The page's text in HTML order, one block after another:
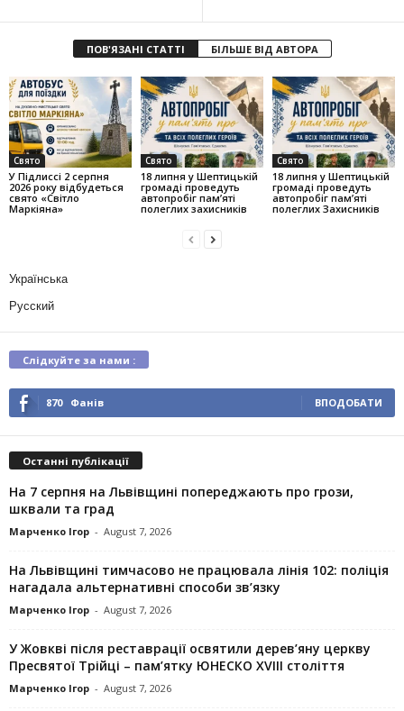
ПОВ'ЯЗАНІ СТАТТІ БІЛЬШЕ ВІД АВТОРА
Свято
У Підлиссі 2 серпня
2026 року відбудеться
свято «Світло
Маркіяна»
Свято
18 липня у Шептицькій
громаді проведуть
автопробіг пам’яті
полеглих захисників
Свято
18 липня у Шептицькій
громаді проведуть
автопробіг пам’яті
полеглих Захисників
Українська
Русский
Слідкуйте за нами :
870 Фанів ВПОДОБАТИ
Останні публікації
На 7 серпня на Львівщині попереджають про грози,
шквали та град
Марченко Ігор - August 7, 2026
На Львівщині тимчасово не працювала лінія 102: поліція
нагадала альтернативні способи зв’язку
Марченко Ігор - August 7, 2026
У Жовкві після реставрації освятили дерев’яну церкву
Пресвятої Трійці – пам’ятку ЮНЕСКО XVIII століття
Марченко Ігор - August 7, 2026